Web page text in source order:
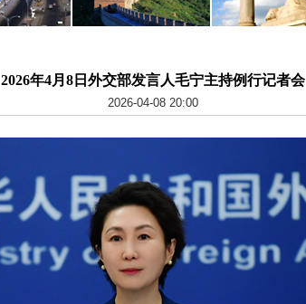
2026年4月8日外交部发言人毛宁主持例行记者会
2026-04-08 20:00